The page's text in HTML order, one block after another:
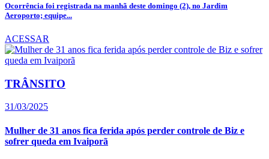
Ocorrência foi registrada na manhã deste domingo (2), no Jardim
Aeroporto; equipe...
ACESSAR
TRÂNSITO
31/03/2025
Mulher de 31 anos fica ferida após perder controle de Biz e
sofrer queda em Ivaiporã